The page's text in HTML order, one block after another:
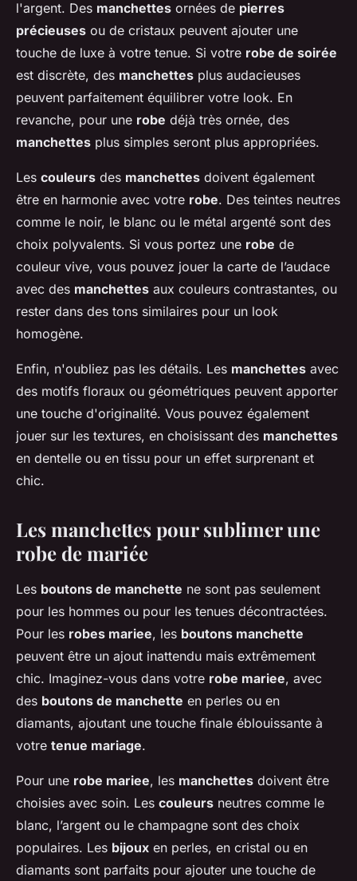
l'argent. Des manchettes ornées de pierres
précieuses ou de cristaux peuvent ajouter une
touche de luxe à votre tenue. Si votre robe de soirée
est discrète, des manchettes plus audacieuses
peuvent parfaitement équilibrer votre look. En
revanche, pour une robe déjà très ornée, des
manchettes plus simples seront plus appropriées.
Les couleurs des manchettes doivent également
être en harmonie avec votre robe. Des teintes neutres
comme le noir, le blanc ou le métal argenté sont des
choix polyvalents. Si vous portez une robe de
couleur vive, vous pouvez jouer la carte de l’audace
avec des manchettes aux couleurs contrastantes, ou
rester dans des tons similaires pour un look
homogène.
Enfin, n'oubliez pas les détails. Les manchettes avec
des motifs floraux ou géométriques peuvent apporter
une touche d'originalité. Vous pouvez également
jouer sur les textures, en choisissant des manchettes
en dentelle ou en tissu pour un effet surprenant et
chic.
Les manchettes pour sublimer une
robe de mariée
Les boutons de manchette ne sont pas seulement
pour les hommes ou pour les tenues décontractées.
Pour les robes mariee, les boutons manchette
peuvent être un ajout inattendu mais extrêmement
chic. Imaginez-vous dans votre robe mariee, avec
des boutons de manchette en perles ou en
diamants, ajoutant une touche finale éblouissante à
votre tenue mariage.
Pour une robe mariee, les manchettes doivent être
choisies avec soin. Les couleurs neutres comme le
blanc, l’argent ou le champagne sont des choix
populaires. Les bijoux en perles, en cristal ou en
diamants sont parfaits pour ajouter une touche de